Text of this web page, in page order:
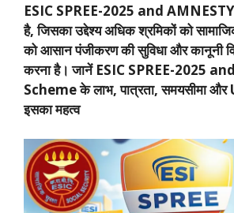
ESIC SPREE-2025 and
है, जिसका उद्देश्य अधिक श्रमिकों को
को आसान पंजीकरण की सुविधा और कानूनी
करना है। जानें ESIC SPREE-2025
Scheme के लाभ, पात्रता, समयसीमा और
इसका महत्व